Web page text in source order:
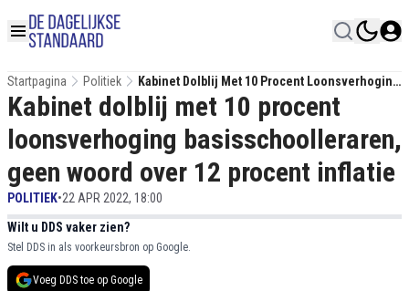
Startpagina Politiek
Kabinet Dolblij Met 10 Procent Loonsverhoging
Basisschoolleraren, Geen Woord Over 12
Procent Inflatie
Kabinet dolblij met 10 procent
loonsverhoging basisschoolleraren,
geen woord over 12 procent inflatie
POLITIEK•22 APR 2022, 18:00
Wilt u DDS vaker zien?
Stel DDS in als voorkeursbron op Google.
Voeg DDS toe op Google